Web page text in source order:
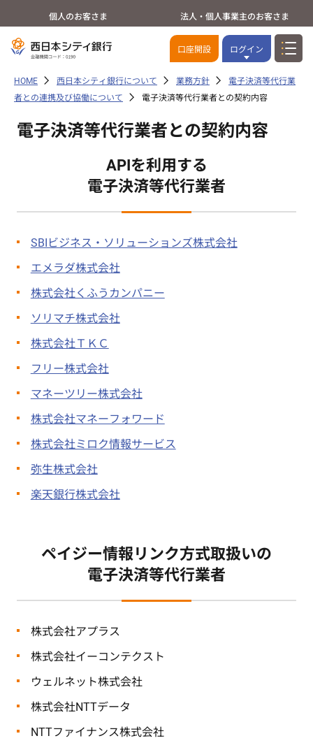
個人のお客さま 法人・個人事業主のお客さま
口座開設 ログイン
HOME 西日本シティ銀行について 業務方針
電子決済等代行業
者との連携及び協働について
電子決済等代行業者との契約内容
電子決済等代行業者との契約内容
APIを利用する
電子決済等代行業者
SBIビジネス・ソリューションズ株式会社
エメラダ株式会社
株式会社くふうカンパニー
ソリマチ株式会社
株式会社ＴＫＣ
フリー株式会社
マネーツリー株式会社
株式会社マネーフォワード
株式会社ミロク情報サービス
弥生株式会社
楽天銀行株式会社
ペイジー情報リンク方式取扱いの
電子決済等代行業者
株式会社アプラス
株式会社イーコンテクスト
ウェルネット株式会社
株式会社NTTデータ
NTTファイナンス株式会社